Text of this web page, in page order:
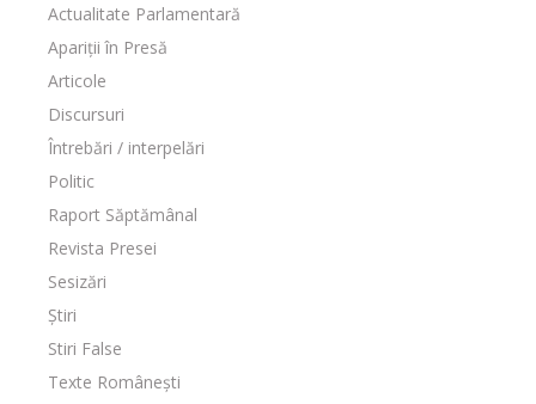
Actualitate Parlamentară
Apariții în Presă
Articole
Discursuri
Întrebări / interpelări
Politic
Raport Săptămânal
Revista Presei
Sesizări
Știri
Stiri False
Texte Românești